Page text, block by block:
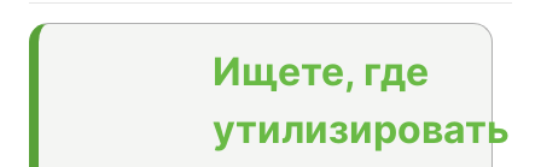
Ищете, где
утилизировать